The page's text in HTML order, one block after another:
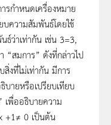
ำหนดเครื่องหมาย
ความสัมพันธ์โดยใช้
ว่าเท่ากัน เช่น 3=3,
“สมการ” ดังที่กล่าวไป
งที่ไม่เท่ากัน มีการ
ายหรือเปรียบเทียบ
เพื่ออธิบายความ
+1≠ 0 เป็นต้น